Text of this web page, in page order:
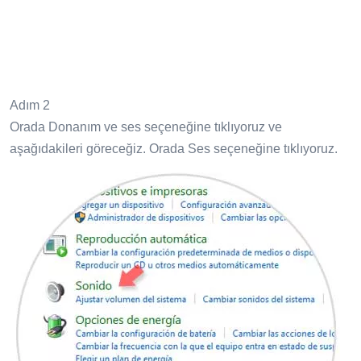
Adım 2
Orada Donanım ve ses seçeneğine tıklıyoruz ve
aşağıdakileri göreceğiz. Orada Ses seçeneğine tıklıyoruz.